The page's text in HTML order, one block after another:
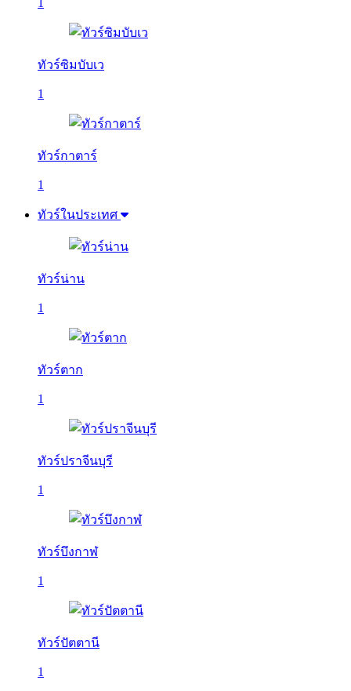
1
ทัวร์ซิมบับเว
1
ทัวร์กาตาร์
1
ทัวร์ในประเทศ
ทัวร์น่าน
1
ทัวร์ตาก
1
ทัวร์ปราจีนบุรี
1
ทัวร์บึงกาฬ
1
ทัวร์ปัตตานี
1